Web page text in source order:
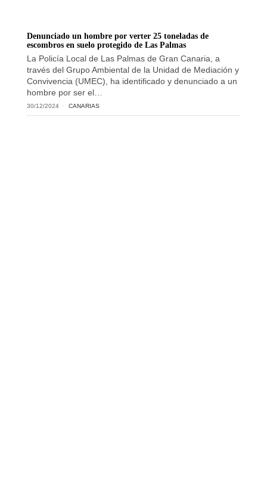
Denunciado un hombre por verter 25 toneladas de
escombros en suelo protegido de Las Palmas
La Policía Local de Las Palmas de Gran Canaria, a
través del Grupo Ambiental de la Unidad de Mediación y
Convivencia (UMEC), ha identificado y denunciado a un
hombre por ser el…
30/12/2024 CANARIAS